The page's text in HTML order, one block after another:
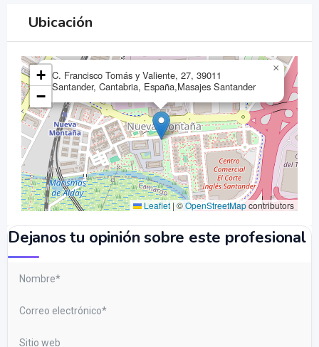
Ubicación
C. Francisco Tomás y Valiente, 27, 39011
Santander, Cantabria, España,Masajes Santander
×
+
−
Leaflet |©OpenStreetMapcontributors
Dejanos tu opinión sobre este profesional